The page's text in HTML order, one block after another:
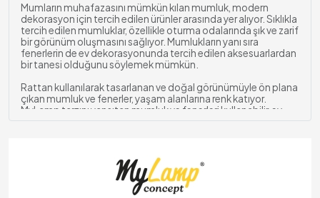
Mumların muhafazasını mümkün kılan mumluk, modern
dekorasyon için tercih edilen ürünler arasında yer alıyor. Sıklıkla
tercih edilen mumluklar, özellikle oturma odalarında şık ve zarif
bir görünüm oluşmasını sağlıyor. Mumlukların yanı sıra
fenerlerin de ev dekorasyonunda tercih edilen aksesuarlardan
bir tanesi olduğunu söylemek mümkün.
Rattan kullanılarak tasarlanan ve doğal görünümüyle ön plana
çıkan mumluk ve fenerler, yaşam alanlarına renk katıyor.
MyLamp tarzını yansıtan mumluk ve fenerleri kullanabilir, ev
Deniz sazı, bambu, kamelya başta olmak üzere farklı
malzemelerle tasarlanan mumluk ve fenerler; uzun süreli